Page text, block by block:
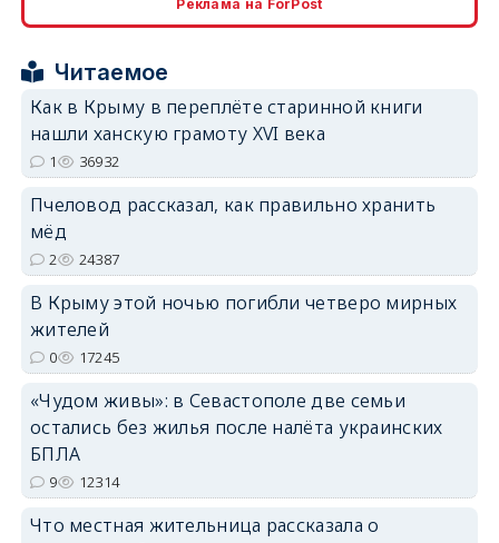
erid: 2SDnjdPjgYS
Реклама на ForPost
Читаемое
Как в Крыму в переплёте старинной книги
нашли ханскую грамоту XVI века
1 36932
Пчеловод рассказал, как правильно хранить
мёд
2 24387
В Крыму этой ночью погибли четверо мирных
жителей
0 17245
«Чудом живы»: в Севастополе две семьи
остались без жилья после налёта украинских
БПЛА
9 12314
Что местная жительница рассказала о